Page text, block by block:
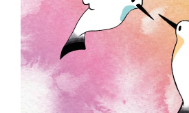
Voir la fiche film